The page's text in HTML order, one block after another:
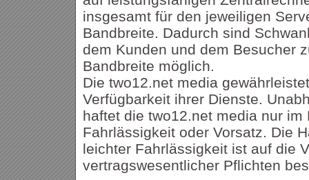
insgesamt für den jeweiligen
Bandbreite. Dadurch sind
dem Kunden und dem Besucher
Bandbreite möglich.
Die two12.net media
Verfügbarkeit ihrer Dienste.
haftet die two12.net media nur im
Fahrlässigkeit oder Vorsatz. Die
leichter Fahrlässigkeit ist auf die
vertragswesentlicher Pflichten